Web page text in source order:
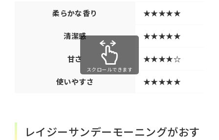
柔らかな香り ★★★★★
清潔感 ★★★★★
甘さ ★★★★☆
使いやすさ ★★★★★
スクロールできます
レイジーサンデーモーニングがおす